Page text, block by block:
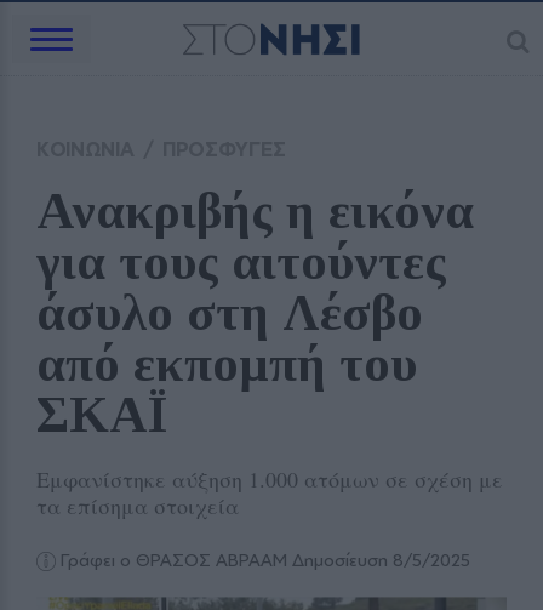
Ανακριβής η εικόνα
για τους αιτούντες
άσυλο στη Λέσβο
από εκπομπή του
ΣΚΑΪ
Εμφανίστηκε αύξηση 1.000 ατόμων σε σχέση με
τα επίσημα στοιχεία
Γράφει ο ΘΡΑΣΟΣ ΑΒΡΑΑΜ Δημοσίευση 8/5/2025